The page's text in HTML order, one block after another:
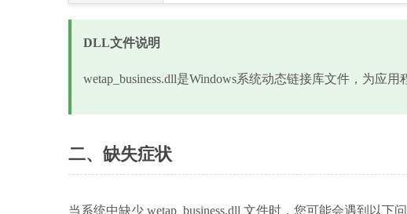
DLL文件说明
wetap_business.dll是Windows系统动态链接库文件，为应用
二、缺失症状
当系统中缺少 wetap_business.dll 文件时，您可能会遇到以下问